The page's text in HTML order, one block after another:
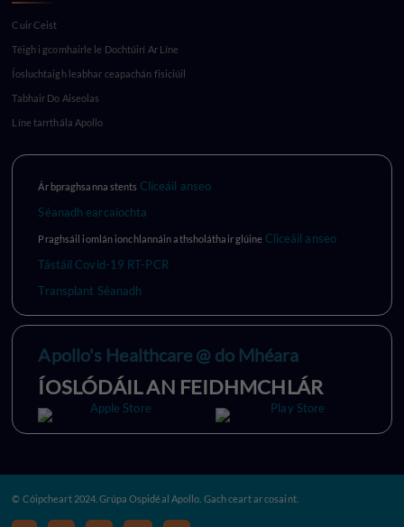
Cuir Ceist
Téigh i gcomhairle le Dochtúirí Ar Líne
Íosluchtaigh leabhar ceapachán fisiciúil
Tabhair Do Aiseolas
Líne tarrthála Apollo
Ár bpraghsanna stents Cliceáil anseo
Séanadh earcaíochta
Praghsáil iomlán ionchlannáin athsholáthair glúine Cliceáil anseo
Tástáil Covid-19 RT-PCR
Transplant Séanadh
Apollo's Healthcare @ do Mhéara
ÍOSLÓDÁIL AN FEIDHMCHLÁR
© Cóipcheart 2024. Grúpa Ospidéal Apollo. Gach ceart ar cosaint.